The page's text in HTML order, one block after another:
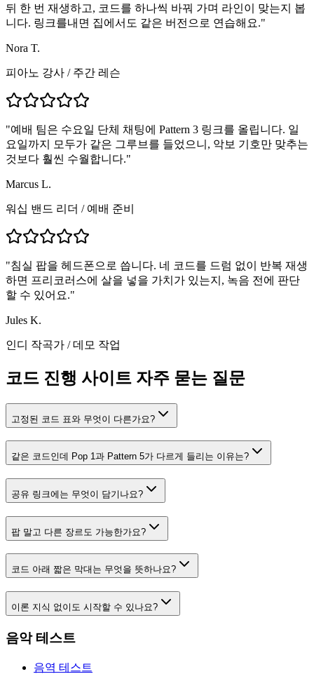
뒤 한 번 재생하고, 코드를 하나씩 바꿔 가며 라인이 맞는지 봅
니다. 링크를내면 집에서도 같은 버전으로 연습해요."
Nora T.
피아노 강사 / 주간 레슨
"예배 팀은 수요일 단체 채팅에 Pattern 3 링크를 올립니다. 일
요일까지 모두가 같은 그루브를 들었으니, 악보 기호만 맞추는
것보다 훨씬 수월합니다."
Marcus L.
워십 밴드 리더 / 예배 준비
"침실 팝을 헤드폰으로 씁니다. 네 코드를 드럼 없이 반복 재생
하면 프리코러스에 살을 넣을 가치가 있는지, 녹음 전에 판단
할 수 있어요."
Jules K.
인디 작곡가 /데모 작업
코드 진행 사이트 자주 묻는 질문
고정된 코드 표와 무엇이 다른가요?
같은 코드인데 Pop 1과 Pattern 5가 다르게 들리는 이유는?
공유 링크에는 무엇이 담기나요?
팝 말고 다른 장르도 가능한가요?
코드 아래 짧은 막대는 무엇을 뜻하나요?
이론 지식 없이도 시작할 수 있나요?
음악 테스트
음역 테스트